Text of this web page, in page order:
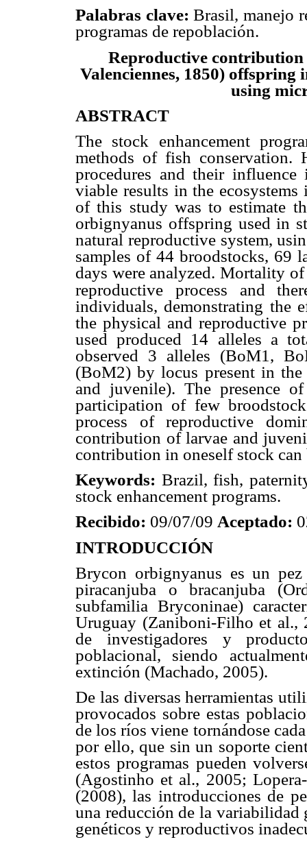
Palabras clave:Brasil, manejo
programas de repoblación.
Reproductive
Valenciennes, 1850)
using
ABSTRACT
The stock enhancement
methods of fish conservation.
procedures and their
viable results in the
of this study was to estimate
orbignyanus offspring used in
natural reproductive system,
samples of 44 broodstocks, 69
days were analyzed. Mortality
reproductive process and
individuals, demonstrating the
the physical and reproductive
used produced 14 alleles a
observed 3 alleles (BoM1,
(BoM2) by locus present in
and juvenile). The presence
participation of few
process of reproductive
contribution of larvae and
contribution in oneself stock
Keywords: Brazil, fish,
stock enhancement programs.
Recibido: 09/07/09 Aceptado:
INTRODUCCIÓN
Brycon orbignyanus es un
piracanjuba o bracanjuba
subfamilia Bryconinae)
Uruguay (Zaniboni-Filho et al.,
de investigadores y
poblacional, siendo
extinción (Machado, 2005).
De las diversas herramientas
provocados sobre estas
de los ríos viene tornándose
por ello, que sin un soporte
estos programas pueden
(Agostinho et al., 2005;
(2008), las introducciones de
una reducción de la variabilidad
genéticos y reproductivos